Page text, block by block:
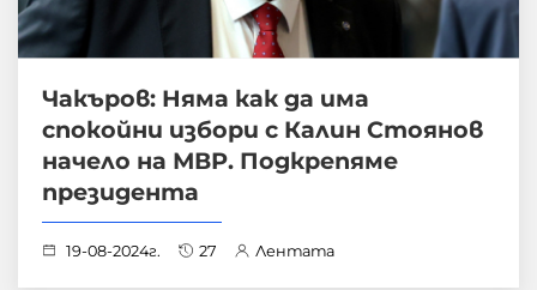
Чакъров: Няма как да има
спокойни избори с Калин Стоянов
начело на МВР. Подкрепяме
президента
19-08-2024г. 27 Лентата